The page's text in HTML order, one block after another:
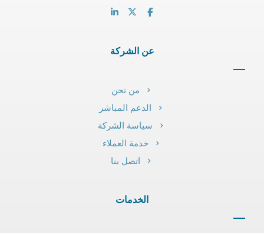
عن الشركة
من نحن
الدعم المباشر
سياسة الشركة
خدمة العملاء
اتصل بنا
الخدمات